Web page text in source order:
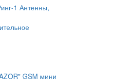
1 Антенны,
GSM мини